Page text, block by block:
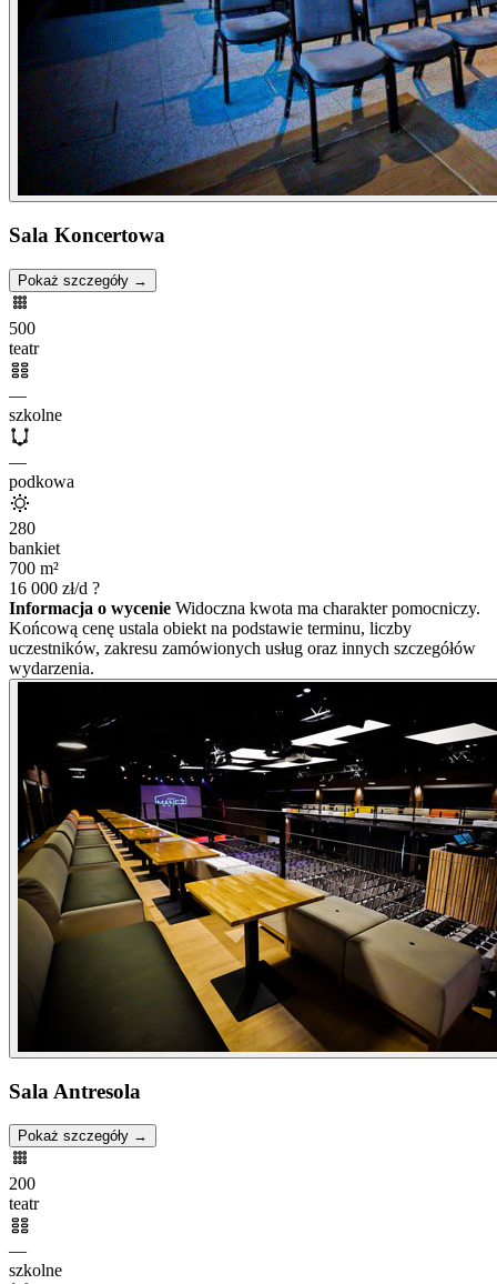
Sala Koncertowa
Pokaż szczegóły →
500
teatr
—
szkolne
—
podkowa
280
bankiet
700 m²
16 000 zł/d ?
Informacja o wycenie Widoczna kwota ma charakter pomocniczy.
Końcową cenę ustala obiekt na podstawie terminu, liczby
uczestników, zakresu zamówionych usług oraz innych szczegółów
wydarzenia.
Sala Antresola
Pokaż szczegóły →
200
teatr
—
szkolne